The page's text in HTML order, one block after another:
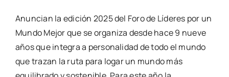
Anuncian la edición 2025 del Foro de Líderes por un
Mundo Mejor que se organiza desde hace 9 nueve
años que integra a personalidad de todo el mundo
que trazan la ruta para logar un mundo más